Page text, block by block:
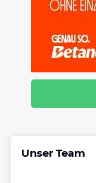
Unser Team